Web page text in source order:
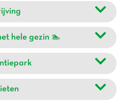
hele gezin 🏊